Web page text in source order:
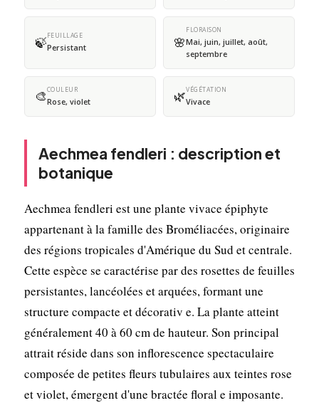
🍃FEUILLAGE
Persistant 🌸
FLORAISON
Mai, juin, juillet, août,
septembre
🎨COULEUR
Rose, violet 🌿VÉGÉTATION
Vivace
Aechmea fendleri : description et
botanique
Aechmea fendleri est une plante vivace épiphyte
appartenant à la famille des Broméliacées, originaire
des régions tropicales d'Amérique du Sud et centrale.
Cette espèce se caractérise par des rosettes de feuilles
persistantes, lancéolées et arquées, formant une
structure compacte et décorativ e. La plante atteint
généralement 40 à 60 cm de hauteur. Son principal
attrait réside dans son inflorescence spectaculaire
composée de petites fleurs tubulaires aux teintes rose
et violet, émergent d'une bractée floral e imposante.